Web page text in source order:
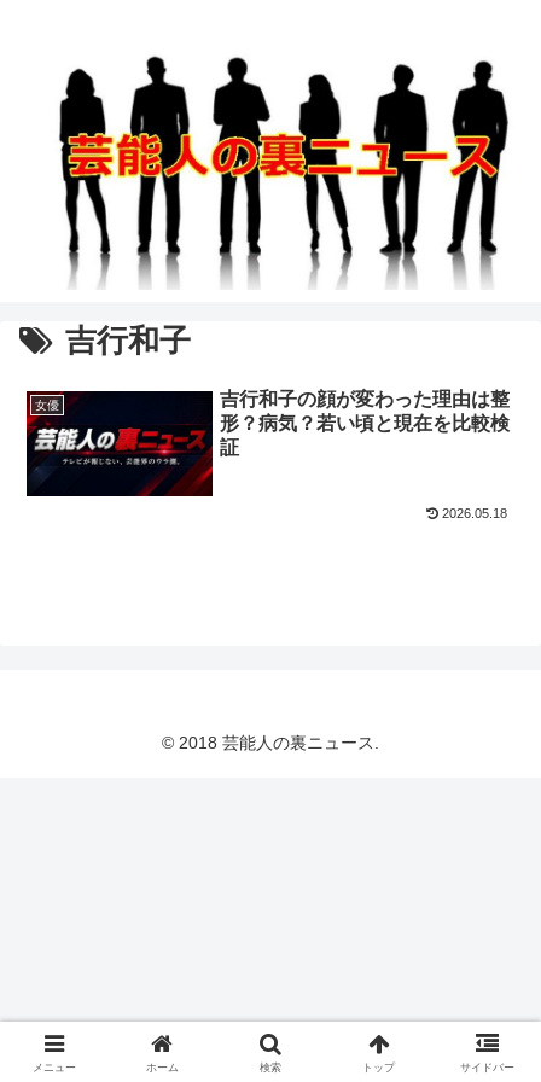
吉行和子
女優
吉行和子の顔が変わった理由は整
形？病気？若い頃と現在を比較検
証
2026.05.18
© 2018 芸能人の裏ニュース.
メニュー ホーム 検索 トップ サイドバー